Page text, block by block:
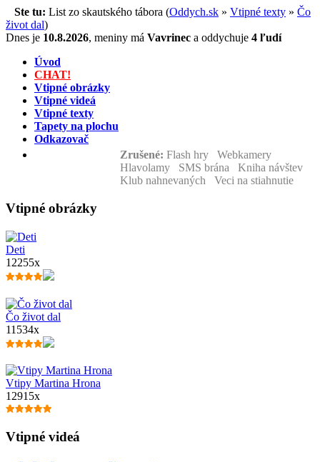
Ste tu: List zo skautského tábora (Oddych.sk » Vtipné texty » Čo
život dal)
Dnes je 10.8.2026, meniny má Vavrinec a oddychuje 4 ľudí
Úvod
CHAT!
Vtipné obrázky
Vtipné videá
Vtipné texty
Tapety na plochu
Odkazovač
Zrušené: Flash hry Webkamery
Hlavolamy SMS brána Kniha návštev
Klub nahnevaných Veci na stiahnutie
Vtipné obrázky
Deti
12255x
Čo život dal
11534x
Vtipy Martina Hrona
12915x
Vtipné videá